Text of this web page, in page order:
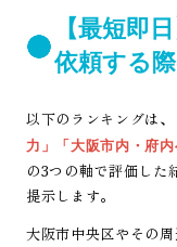
【最短即
依頼する
以下のランキングは、
力」「大阪市内・府
の3つの軸で評価した
提示します。
大阪市中央区やその